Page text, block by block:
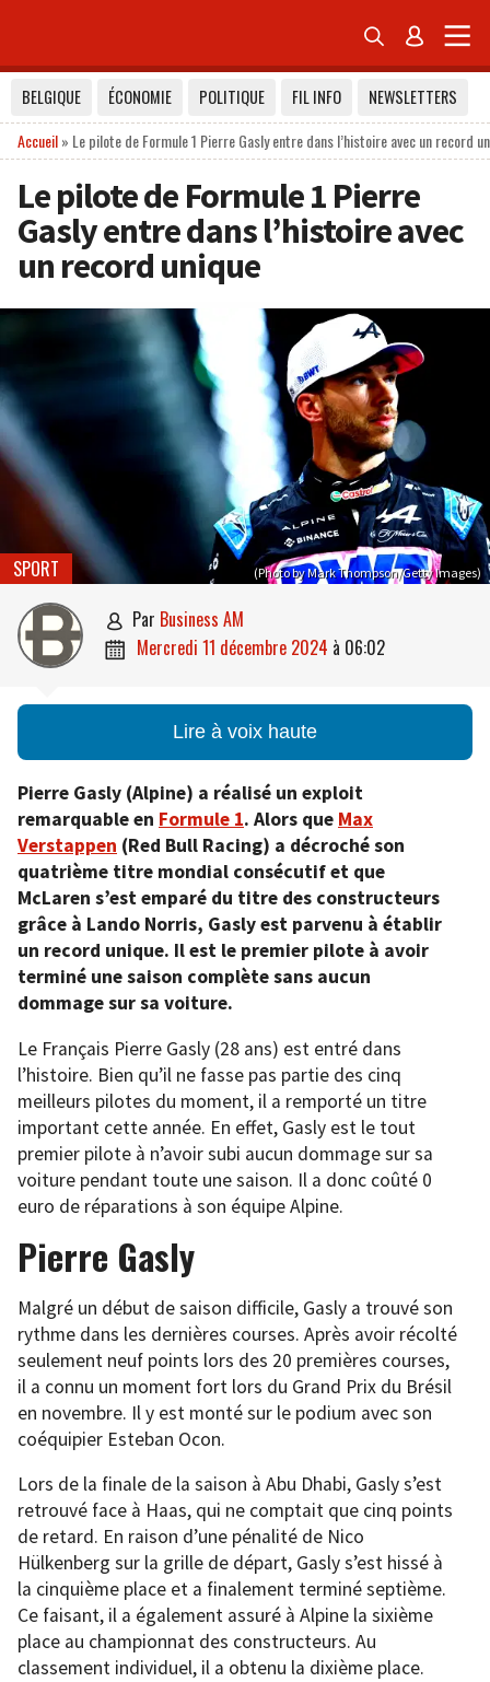
 
BELGIQUE ÉCONOMIE POLITIQUE FIL INFO
NEWSLETTERS
Accueil» Le pilote de Formule 1 Pierre Gasly entre dans l’histoire avec un record
Le pilote de Formule 1 Pierre
Gasly entre dans l’histoire avec
un record unique
(Photo by Mark Thompson/Getty Images)
SPORT
 par Business AM
 mercredi 11 décembre 2024 à 06:02
Lire à voix haute
Pierre Gasly (Alpine) a réalisé un exploit
remarquable en Formule 1. Alors que Max
Verstappen (Red Bull Racing) a décroché son
quatrième titre mondial consécutif et que
McLaren s’est emparé du titre des constructeurs
grâce à Lando Norris, Gasly est parvenu à établir
un record unique. Il est le premier pilote à avoir
terminé une saison complète sans aucun
dommage sur sa voiture.
Le Français Pierre Gasly (28 ans) est entré dans
l’histoire. Bien qu’il ne fasse pas partie des cinq
meilleurs pilotes du moment, il a remporté un titre
important cette année. En effet, Gasly est le tout
premier pilote à n’avoir subi aucun dommage sur sa
voiture pendant toute une saison. Il a donc coûté 0
euro de réparations à son équipe Alpine.
Pierre Gasly
Malgré un début de saison difficile, Gasly a trouvé son
rythme dans les dernières courses. Après avoir récolté
seulement neuf points lors des 20 premières courses,
il a connu un moment fort lors du Grand Prix du Brésil
en novembre. Il y est monté sur le podium avec son
coéquipier Esteban Ocon.
Lors de la finale de la saison à Abu Dhabi, Gasly s’est
retrouvé face à Haas, qui ne comptait que cinq points
de retard. En raison d’une pénalité de Nico
Hülkenberg sur la grille de départ, Gasly s’est hissé à
la cinquième place et a finalement terminé septième.
Ce faisant, il a également assuré à Alpine la sixième
place au championnat des constructeurs. Au
classement individuel, il a obtenu la dixième place.